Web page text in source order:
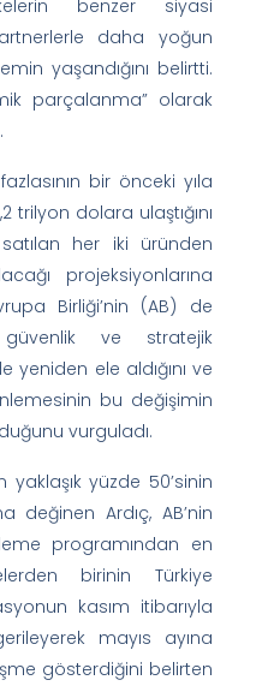
benzer siyasi
daha yoğun
yaşandığını belirtti.
parçalanma” olarak
bir önceki yıla
trilyon dolara ulaştığını
her iki üründen
projeksiyonlarına
Birliği’nin (AB) de
güvenlik ve stratejik
yeniden ele aldığını ve
bu değişimin
vurguladı.
yaklaşık yüzde 50’sinin
değinen Ardıç, AB’nin
programından en
birinin Türkiye
kasım itibarıyla
mayıs ayına
gösterdiğini belirten